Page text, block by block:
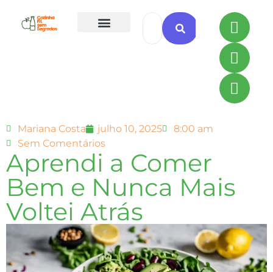
Mariana Costa julho 10, 2025
8:00 am
Sem Comentários
Aprendi a Comer
Bem e Nunca Mais
Voltei Atrás